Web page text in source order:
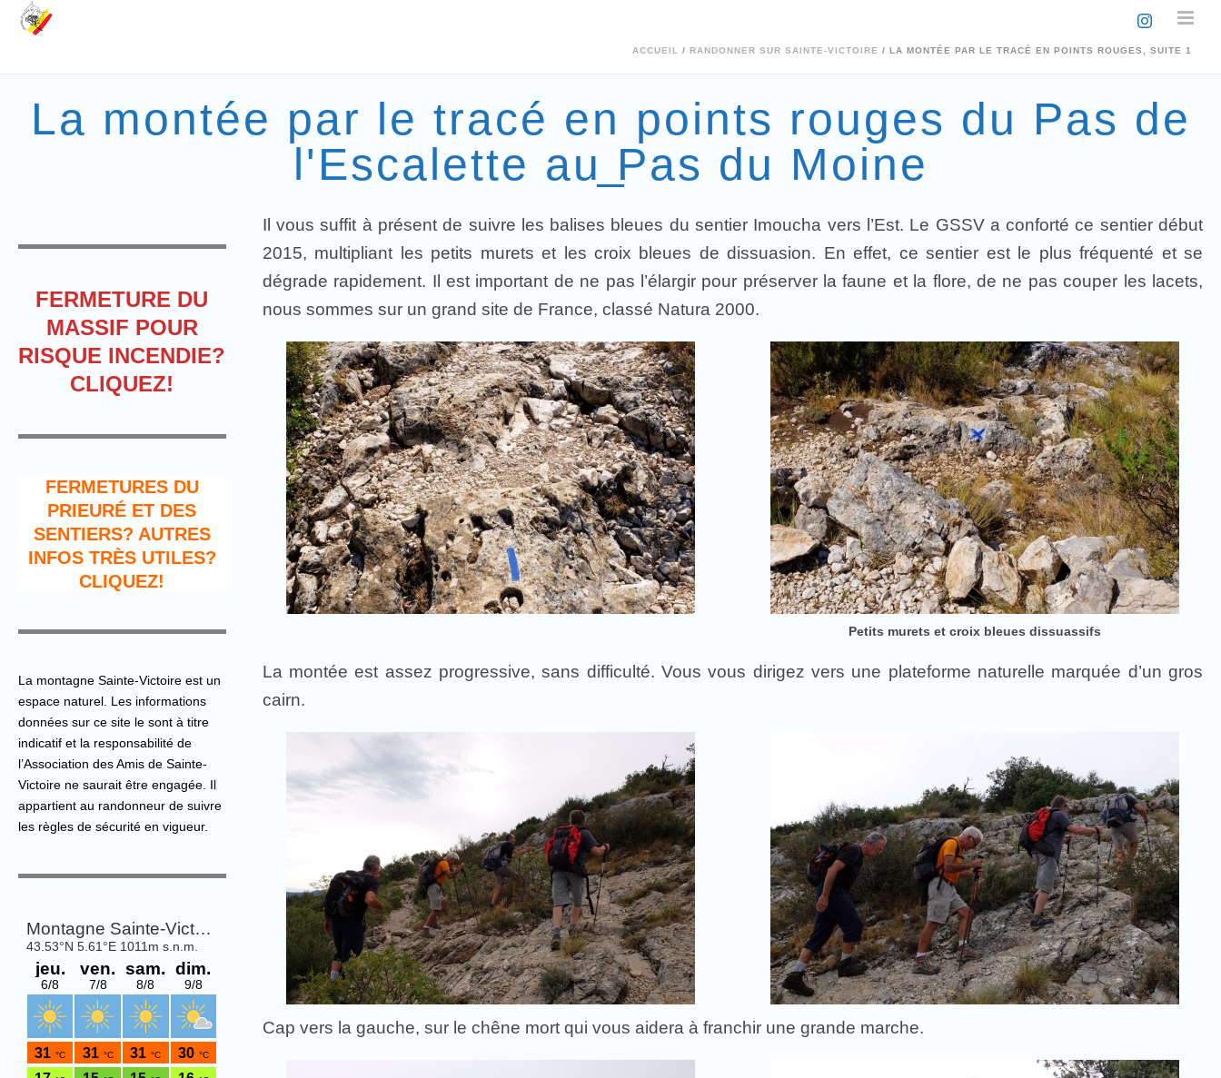
ACCUEIL / RANDONNER SUR SAINTE-VICTOIRE / LA MONTÉE PAR LE TRACÉ EN POINTS ROUGES, SUITE 1
La montée par le tracé en points rouges du Pas de
l'Escalette au Pas du Moine
Il vous suffit à présent de suivre les balises bleues du sentier Imoucha vers l’Est. Le GSSV a conforté ce sentier début
2015, multipliant les petits murets et les croix bleues de dissuasion. En effet, ce sentier est le plus fréquenté et se
dégrade rapidement. Il est important de ne pas l’élargir pour préserver la faune et la flore, de ne pas couper les lacets,
nous sommes sur un grand site de France, classé Natura 2000.
Petits murets et croix bleues dissuassifs
La montée est assez progressive, sans difficulté. Vous vous dirigez vers une plateforme naturelle marquée d’un gros
cairn.
Cap vers la gauche, sur le chêne mort qui vous aidera à franchir une grande marche.
FERMETURE DU
MASSIF POUR
RISQUE INCENDIE?
CLIQUEZ!
FERMETURES DU
PRIEURÉ ET DES
SENTIERS? AUTRES
INFOS TRÈS UTILES?
CLIQUEZ!
La montagne Sainte-Victoire est un
espace naturel. Les informations
données sur ce site le sont à titre
indicatif et la responsabilité de
l’Association des Amis de Sainte-
Victoire ne saurait être engagée. Il
appartient au randonneur de suivre
les règles de sécurité en vigueur.